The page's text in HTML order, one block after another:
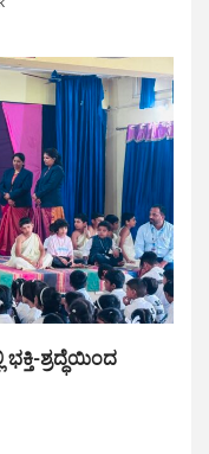
ಶ್ರದ್ಧೆಯಿಂದ